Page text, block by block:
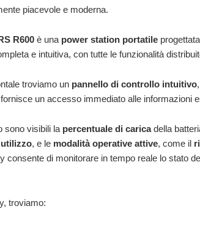
piacevole e moderna.
R600 è una power station portatile
e intuitiva, con tutte le funzionalità
troviamo un pannello di controllo intuitivo
un accesso immediato alle informazioni
sono visibili la percentuale di caricadella
, e le modalità operative attive, come il
consente di monitorare in tempo reale lo stato
troviamo: